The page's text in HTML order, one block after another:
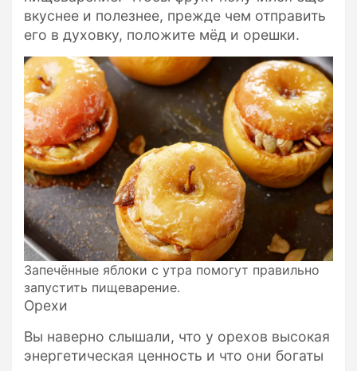
вкуснее и полезнее, прежде чем отправить
его в духовку, положите мёд и орешки.
Запечённые яблоки с утра помогут правильно
запустить пищеварение.
Орехи
Вы наверно слышали, что у орехов высокая
энергетическая ценность и что они богаты